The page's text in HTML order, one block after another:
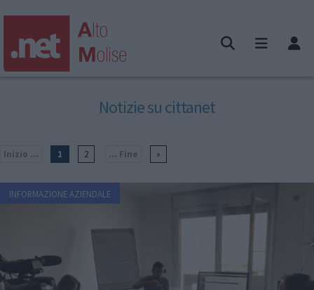
Notizie su cittanet
Inizio ... 1 2 ... Fine »
INFORMAZIONE AZIENDALE